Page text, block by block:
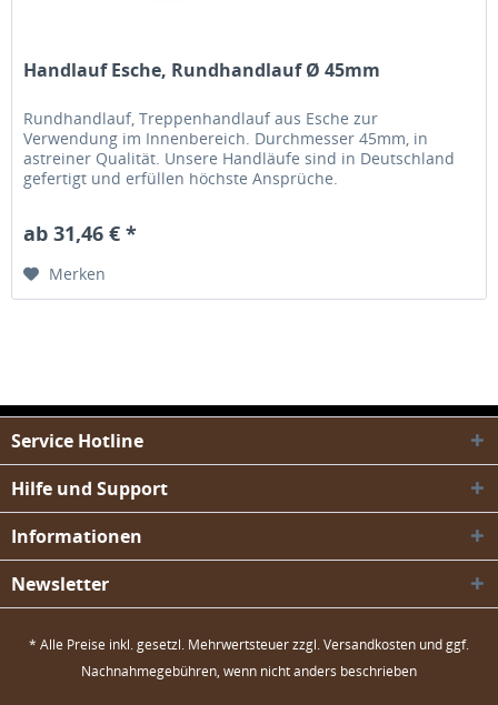
Handlauf Esche, Rundhandlauf Ø 45mm
Rundhandlauf, Treppenhandlauf aus Esche zur
Verwendung im Innenbereich. Durchmesser 45mm, in
astreiner Qualität. Unsere Handläufe sind in Deutschland
gefertigt und erfüllen höchste Ansprüche.
ab 31,46 € *
Merken
Service Hotline
Hilfe und Support
Informationen
Newsletter
* Alle Preise inkl. gesetzl. Mehrwertsteuer zzgl.Versandkosten und ggf.
Nachnahmegebühren, wenn nicht anders beschrieben